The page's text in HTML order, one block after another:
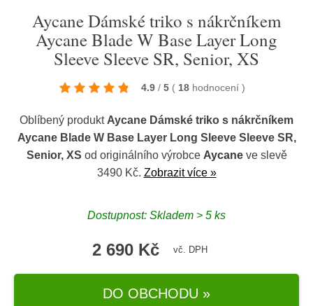
Aycane Dámské triko s nákrčníkem
Aycane Blade W Base Layer Long
Sleeve Sleeve SR, Senior, XS
4.9 / 5 ( 18 hodnocení )
Oblíbený produkt Aycane Dámské triko s nákrčníkem
Aycane Blade W Base Layer Long Sleeve Sleeve SR,
Senior, XS od originálního výrobce Aycaneve slevě
3490 Kč. Zobrazit více »
Dostupnost: Skladem > 5 ks
2 690 Kč vč. DPH
DO OBCHODU »